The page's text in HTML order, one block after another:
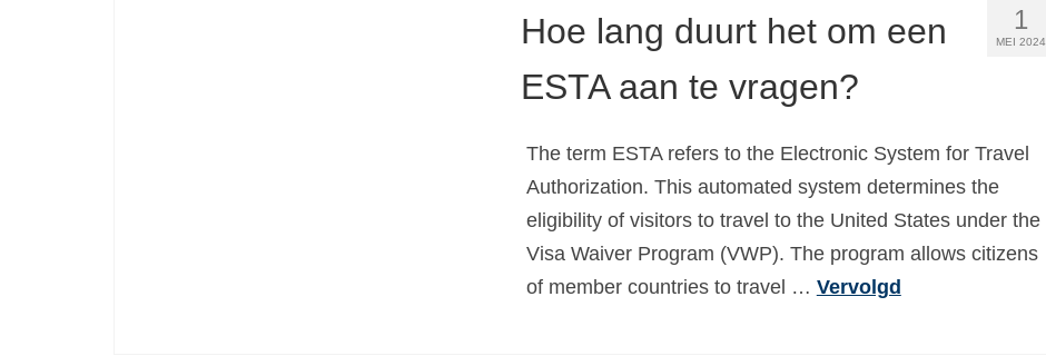
1
MEI 2024
Hoe lang duurt het om een
ESTA aan te vragen?
The term ESTA refers to the Electronic System for Travel
Authorization. This automated system determines the
eligibility of visitors to travel to the United States under the
Visa Waiver Program (VWP). The program allows citizens
of member countries to travel … Vervolgd